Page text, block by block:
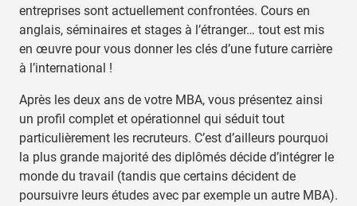
entreprises sont actuellement confrontées. Cours en
anglais, séminaires et stages à l’étranger… tout est mis
en œuvre pour vous donner les clés d’une future carrière
à l’international !
Après les deux ans de votre MBA, vous présentez ainsi
un profil complet et opérationnel qui séduit tout
particulièrement les recruteurs. C’est d’ailleurs pourquoi
la plus grande majorité des diplômés décide d’intégrer le
monde du travail (tandis que certains décident de
poursuivre leurs études avec par exemple un autre MBA).